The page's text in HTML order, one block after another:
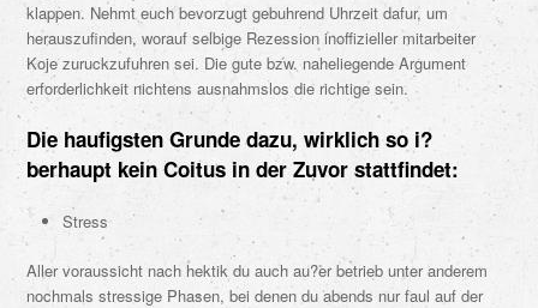
klappen. Nehmt euch bevorzugt gebuhrend Uhrzeit dafur, um
herauszufinden, worauf selbige Rezession inoffizieller mitarbeiter
Koje zuruckzufuhren sei. Die gute bzw. naheliegende Argument
erforderlichkeit nichtens ausnahmslos die richtige sein.
Die haufigsten Grunde dazu, wirklich so i?
berhaupt kein Coitus in der Zuvor stattfindet:
Stress
Aller voraussicht nach hektik du auch au?er betrieb unter anderem
nochmals stressige Phasen, bei denen du abends nur faul auf der